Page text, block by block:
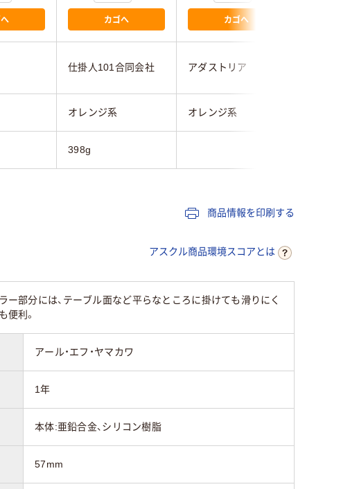
カゴへ カゴへ
仕掛人101合同会社 アダストリア
オレンジ系 オレンジ系
398g
商品情報を印刷する
アスクル商品環境スコアとは
部分には、テーブル面など平らなところに掛けても滑りにく
利。
アール・エフ・ヤマカワ
1年
本体:亜鉛合金、シリコン樹脂
57mm